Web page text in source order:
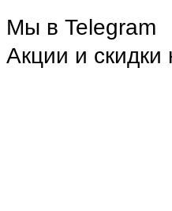
Мы в Telegram
Акции и